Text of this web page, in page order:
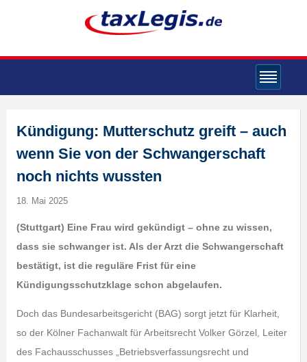
Kündigung: Mutterschutz greift – auch
wenn Sie von der Schwangerschaft
noch nichts wussten
18. Mai 2025
(Stuttgart) Eine Frau wird gekündigt – ohne zu wissen,
dass sie schwanger ist. Als der Arzt die Schwangerschaft
bestätigt, ist die reguläre Frist für eine
Kündigungsschutzklage schon abgelaufen.
Doch das Bundesarbeitsgericht (BAG) sorgt jetzt für Klarheit,
so der Kölner Fachanwalt für Arbeitsrecht Volker Görzel, Leiter
des Fachausschusses „Betriebsverfassungsrecht und